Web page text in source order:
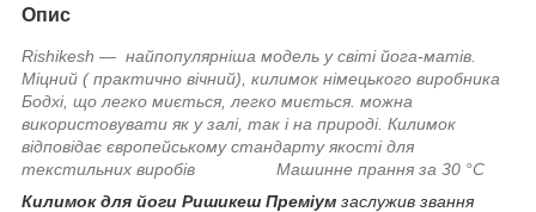
Опис
Rishikesh — найпопулярніша модель у світі йога-матів.
Міцний ( практично вічний), килимок німецького виробника
Бодхі, що легко миється, легко миється. можна
використовувати як у залі, так і на природі. Килимок
відповідає європейському стандарту якості для
текстильних виробів
Машинне прання за 30 °C
Килимок для йоги Ришикеш Преміум заслужив звання